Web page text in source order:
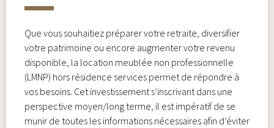
Que vous souhaitiez préparer votre retraite, diversifier
votre patrimoine ou encore augmenter votre revenu
disponible, la location meublée non professionnelle
(LMNP) hors résidence services permet de répondre à
vos besoins. Cet investissement s’inscrivant dans une
perspective moyen/long terme, il est impératif de se
munir de toutes les informations nécessaires afin d’éviter